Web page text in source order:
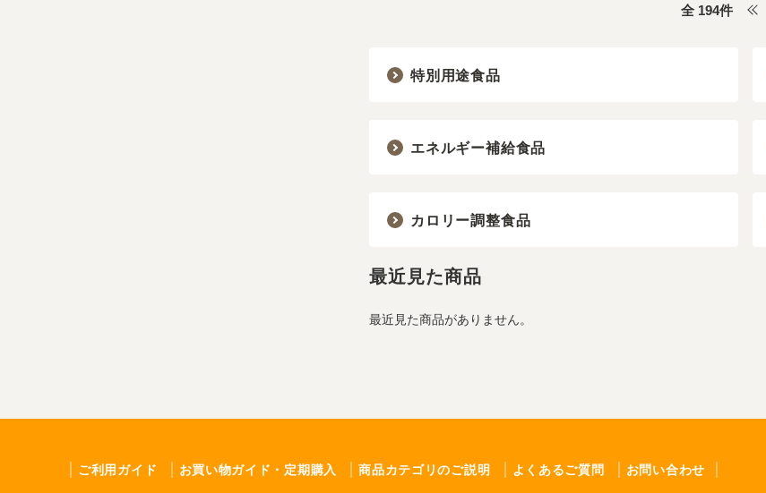
全 194件
特別用途食品
エネルギー補給食品
カロリー調整食品
最近見た商品
最近見た商品がありません。
ご利用ガイド お買い物ガイド・定期購入 商品カテゴリのご説明 よくあるご質問 お問い合わせ